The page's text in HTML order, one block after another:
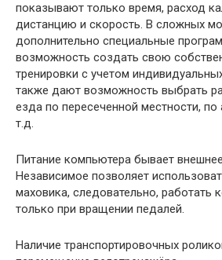
показывают только время, расход
дистанцию и скорость. В сложных
дополнительно специальные
возможность создать свою
тренировки с учетом
также дают возможность выбрать
езда по пересеченной местности, по
т.д.
Питание компьютера бывает
Независимое позволяет
маховика, следовательно, работать
только при вращении педалей.
Наличие транспортировочных